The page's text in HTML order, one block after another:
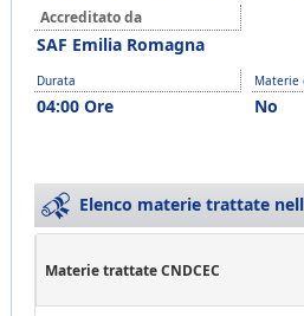
Accreditato da
SAF Emilia Romagna
Durata
04:00 Ore
Materie
No
Elenco materie trattate
Materie trattate CNDCEC